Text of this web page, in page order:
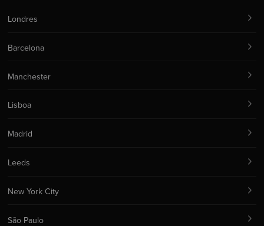
Londres
Barcelona
Manchester
Lisboa
Madrid
Leeds
New York City
São Paulo